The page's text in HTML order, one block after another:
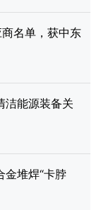
名单，获中东
洁能源装备关
金堆焊“卡脖